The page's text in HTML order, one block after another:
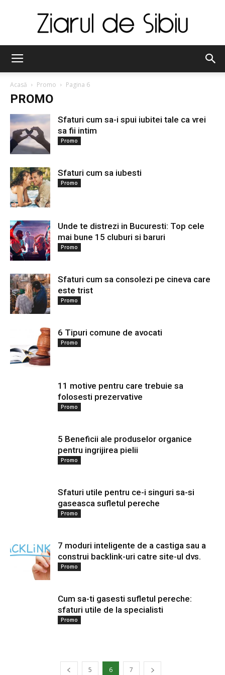
Acasă Promo Pagina 6
PROMO
Sfaturi cum sa-i spui iubitei tale ca vrei
sa fii intim
Promo
Sfaturi cum sa iubesti
Promo
Unde te distrezi in Bucuresti: Top cele
mai bune 15 cluburi si baruri
Promo
Sfaturi cum sa consolezi pe cineva care
este trist
Promo
6 Tipuri comune de avocati
Promo
11 motive pentru care trebuie sa
folosesti prezervative
Promo
5 Beneficii ale produselor organice
pentru ingrijirea pielii
Promo
Sfaturi utile pentru ce-i singuri sa-si
gaseasca sufletul pereche
Promo
7 moduri inteligente de a castiga sau a
construi backlink-uri catre site-ul dvs.
Promo
Cum sa-ti gasesti sufletul pereche:
sfaturi utile de la specialisti
Promo
5 6 7